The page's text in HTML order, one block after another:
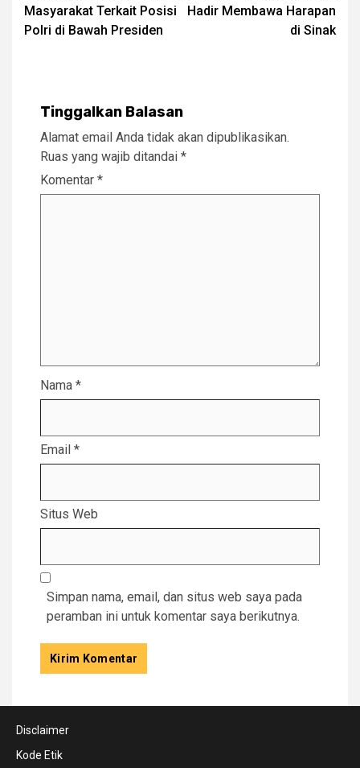
Masyarakat Terkait Posisi
Polri di Bawah Presiden
Hadir Membawa Harapan
di Sinak
Tinggalkan Balasan
Alamat email Anda tidak akan dipublikasikan.
Ruas yang wajib ditandai *
Komentar *
Nama *
Email *
Situs Web
Simpan nama, email, dan situs web saya pada
peramban ini untuk komentar saya berikutnya.
Disclaimer
Kode Etik